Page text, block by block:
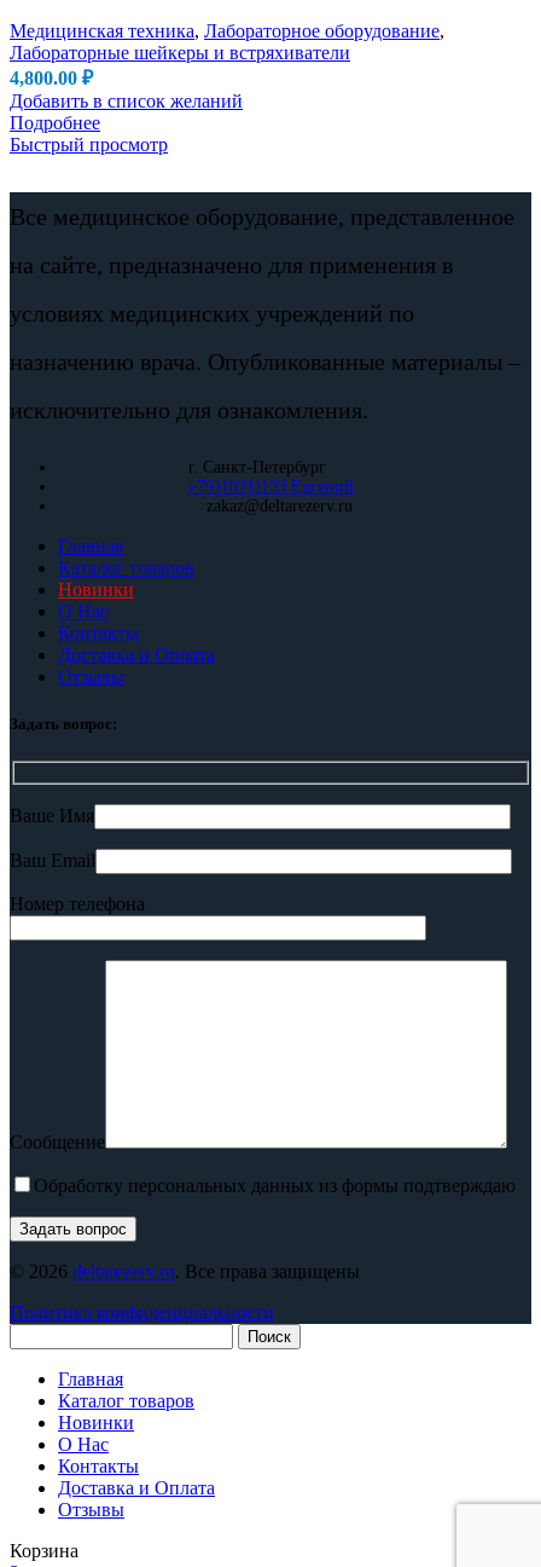
Медицинская техника, Лабораторное оборудование,
Лабораторные шейкеры и встряхиватели
4,800.00 ₽
Добавить в список желаний
Подробнее
Быстрый просмотр
Все медицинское оборудование, представленное
на сайте, предназначено для применения в
условиях медицинских учреждений по
назначению врача. Опубликованные материалы –
исключительно для ознакомления.
г. Санкт-Петербург
+79110211133 Евгений
zakaz@deltarezerv.ru
Главная
Каталог товаров
Новинки
О Нас
Контакты
Доставка и Оплата
Отзывы
Задать вопрос:
Ваше Имя
Ваш Email
Номер телефона
Сообщение
Обработку персональных данных из формы подтверждаю
© 2026 deltarezerv.ru. Все права защищены
Политика конфиденциальности
Поиск
Главная
Каталог товаров
Новинки
О Нас
Контакты
Доставка и Оплата
Отзывы
Корзина